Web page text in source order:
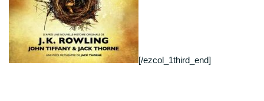
[/ezcol_1third_end]